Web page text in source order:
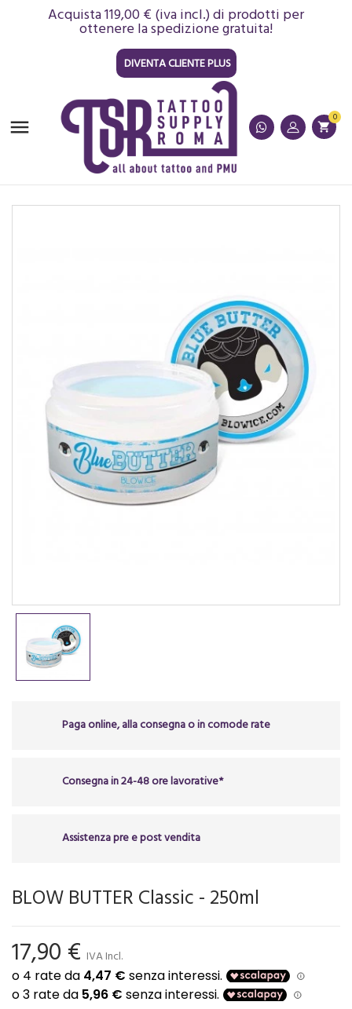
Acquista 119,00 € (iva incl.) di prodotti per
ottenere la spedizione gratuita!
DIVENTA CLIENTE PLUS
 shopping_cart
0
Paga online, alla consegna o in comode rate
Consegna in 24-48 ore lavorative*
Assistenza pre e post vendita
BLOW BUTTER Classic - 250ml
17,90 € IVA Incl.